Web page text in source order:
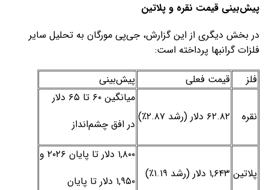
پیش‌بینی قیمت نقره و پلاتین
در بخش دیگری از این گزارش، جی‌پی مورگان به تحلیل سایر
فلزات گرانبها پرداخته است:
فلز
قیمت فعلی پیش‌بینی
نقره ۶۲.۸۲ دلار (رشد ۲.۸۷٪)
میانگین ۶۰ تا ۶۵ دلار
در افق چشم‌انداز
پلاتین ۱,۶۴۳ دلار (رشد ۱.۱۹٪)
۱,۸۰۰ دلار تا پایان ۲۰۲۶ و
۱,۹۵۰ دلار تا پایان